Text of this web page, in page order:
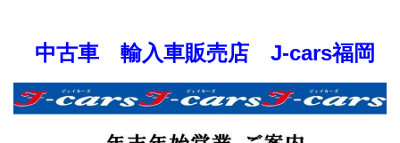
中古車 輸入車販売店 J-cars福岡